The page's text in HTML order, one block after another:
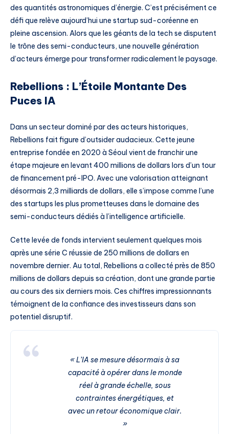
des quantités astronomiques d’énergie. C’est précisément ce
défi que relève aujourd’hui une startup sud-coréenne en
pleine ascension. Alors que les géants de la tech se disputent
le trône des semi-conducteurs, une nouvelle génération
d’acteurs émerge pour transformer radicalement le paysage.
Rebellions : L’Étoile Montante Des
Puces IA
Dans un secteur dominé par des acteurs historiques,
Rebellions fait figure d’outsider audacieux. Cette jeune
entreprise fondée en 2020 à Séoul vient de franchir une
étape majeure en levant 400 millions de dollars lors d’un tour
de financement pré-IPO. Avec une valorisation atteignant
désormais 2,3 milliards de dollars, elle s’impose comme l’une
des startups les plus prometteuses dans le domaine des
semi-conducteurs dédiés à l’intelligence artificielle.
Cette levée de fonds intervient seulement quelques mois
après une série C réussie de 250 millions de dollars en
novembre dernier. Au total, Rebellions a collecté près de 850
millions de dollars depuis sa création, dont une grande partie
au cours des six derniers mois. Ces chiffres impressionnants
témoignent de la confiance des investisseurs dans son
potentiel disruptif.
« L’IA se mesure désormais à sa
capacité à opérer dans le monde
réel à grande échelle, sous
contraintes énergétiques, et
avec un retour économique clair.
»